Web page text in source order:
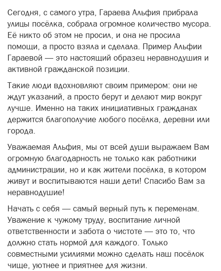
Сегодня, с самого утра, Гараева Альфия прибрала
улицы посёлка, собрала огромное количество мусора.
Её никто об этом не просил, и она не просила
помощи, а просто взяла и сделала. Пример Альфии
Гараевой — это настоящий образец неравнодушия и
активной гражданской позиции.
Такие люди вдохновляют своим примером: они не
ждут указаний, а просто берут и делают мир вокруг
лучше. Именно на таких инициативных гражданах
держится благополучие любого посёлка, деревни или
города.
Уважаемая Альфия, мы от всей души выражаем Вам
огромную благодарность не только как работники
администрации, но и как жители посёлка, в котором
живут и воспитываются наши дети! Спасибо Вам за
неравнодушие!
Начать с себя — самый верный путь к переменам.
Уважение к чужому труду, воспитание личной
ответственности и забота о чистоте — это то, что
должно стать нормой для каждого. Только
совместными усилиями можно сделать наш посёлок
чище, уютнее и приятнее для жизни.